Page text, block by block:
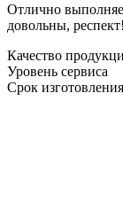
Отлично
довольны,
Качество
Уровень сервиса
Срок изготовления